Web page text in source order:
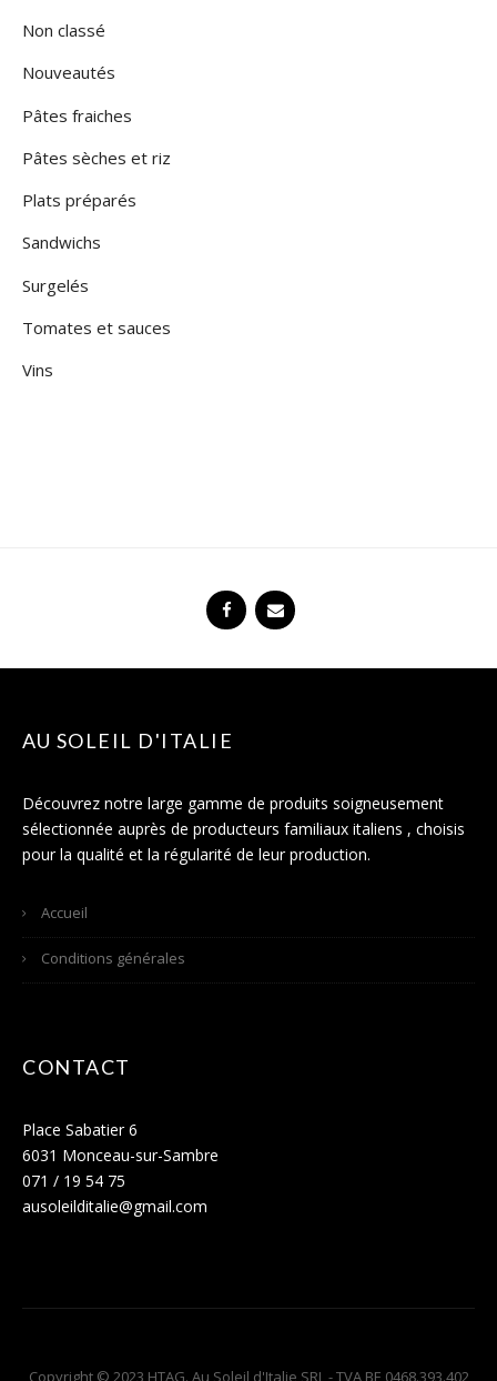
Non classé
Nouveautés
Pâtes fraiches
Pâtes sèches et riz
Plats préparés
Sandwichs
Surgelés
Tomates et sauces
Vins
AU SOLEIL D'ITALIE
Découvrez notre large gamme de produits soigneusement
sélectionnée auprès de producteurs familiaux italiens , choisis
pour la qualité et la régularité de leur production.
Accueil
Conditions générales
CONTACT
Place Sabatier 6
6031 Monceau-sur-Sambre
071 / 19 54 75
ausoleilditalie@gmail.com
Copyright © 2023 HTAG. Au Soleil d'Italie SRL - TVA BE 0468.393.402